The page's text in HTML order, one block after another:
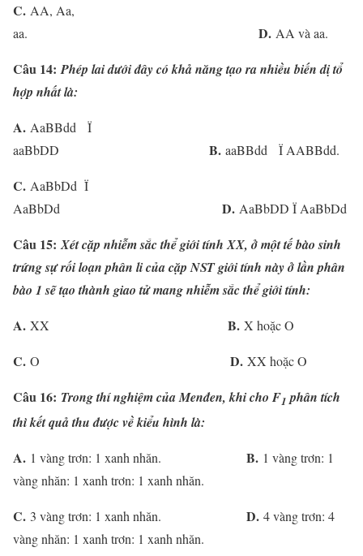
C. AA, Aa,
aa. D. AA và aa.
Câu 14: Phép lai dưới đây có khả năng tạo ra nhiều biến dị tổ
hợp nhất là:
A. AaBBdd Ï
aaBbDD B. aaBBdd Ï AABBdd.
C. AaBbDd Ï
AaBbDd D. AaBbDD Ï AaBbDd
Câu 15: Xét cặp nhiễm sắc thể giới tính XX, ở một tế bào sinh
trứng sự rối loạn phân li của cặp NST giới tính này ở lần phân
bào 1 sẽ tạo thành giao tử mang nhiễm sắc thể giới tính:
A. XX B. X hoặc O
C. O D. XX hoặc O
Câu 16: Trong thí nghiệm của Menđen, khi cho F1phân tích
thì kết quả thu được về kiểu hình là:
A. 1 vàng trơn: 1 xanh nhăn. B. 1 vàng trơn: 1
vàng nhăn: 1 xanh trơn: 1 xanh nhăn.
C. 3 vàng trơn: 1 xanh nhăn. D. 4 vàng trơn: 4
vàng nhăn: 1 xanh trơn: 1 xanh nhăn.